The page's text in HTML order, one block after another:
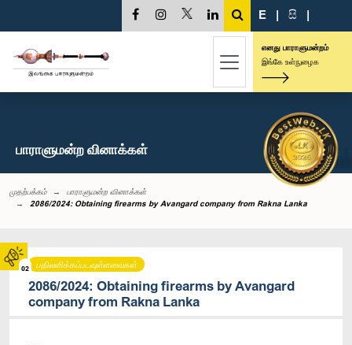
02
E | සි |
எனது பாராளுமன்றம்
இங்கே உள்நுழைக
பாராளுமன்ற வினாக்கள்
முதற்பக்கம்
பாராளுமன்ற வினாக்கள்
2086/2024: Obtaining firearms by Avangard company from Rakna Lanka
பதிலளிக்கப்படவுள்ளவைகள்
2086/2024: Obtaining firearms by Avangard
company from Rakna Lanka